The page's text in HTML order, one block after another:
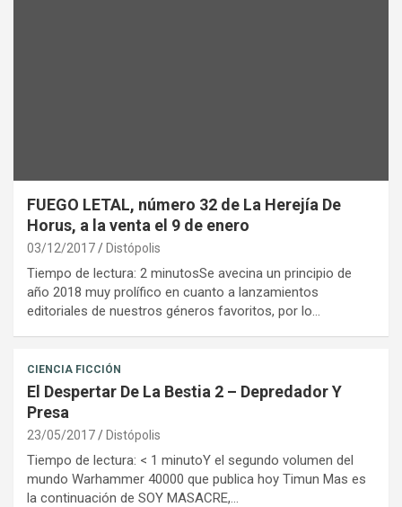
FUEGO LETAL, número 32 de La Herejía De
Horus, a la venta el 9 de enero
03/12/2017 Distópolis
Tiempo de lectura: 2 minutosSe avecina un principio de
año 2018 muy prolífico en cuanto a lanzamientos
editoriales de nuestros géneros favoritos, por lo…
CIENCIA FICCIÓN
El Despertar De La Bestia 2 – Depredador Y
Presa
23/05/2017 Distópolis
Tiempo de lectura: < 1 minutoY el segundo volumen del
mundo Warhammer 40000 que publica hoy Timun Mas es
la continuación de SOY MASACRE,…